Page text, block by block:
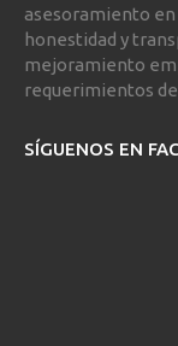
asesoramiento
honestidad y
mejoramiento
requerimientos
SÍGUENOS EN